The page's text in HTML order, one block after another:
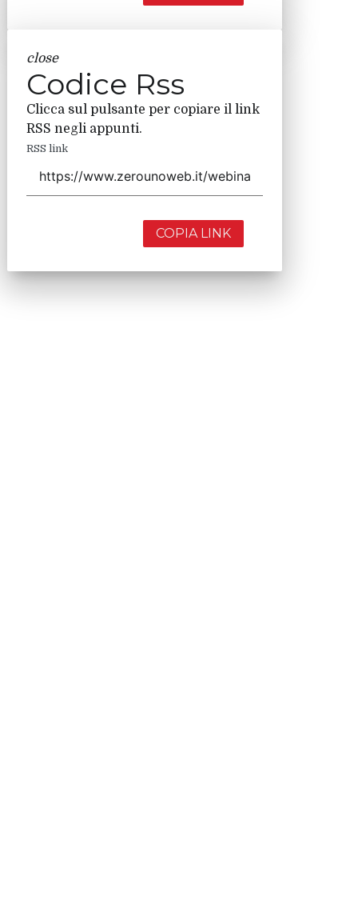
close
Codice Rss
Clicca sul pulsante per copiare il link
RSS negli appunti.
RSS link
COPIA LINK